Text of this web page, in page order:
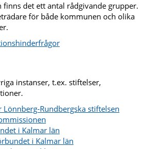
finns det ett antal rådgivande grupper.
för både kommunen och olika
instanser, t.ex. stiftelser,
Rundbergska stiftelsen
i Kalmar län
i Kalmar län